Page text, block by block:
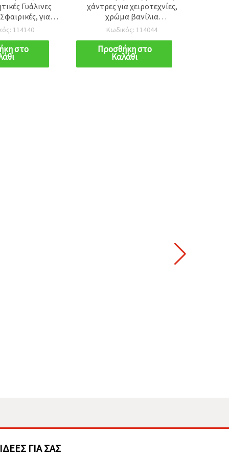
Γυάλινες
για
και Δώρα,
Χρώμα 116 - 10
γρ.
114140
στο
χάντρες για χειροτεχνίες,
χρώμα βανίλια
(μονοχρωμία), 0,6–0,8 mm,
10 γρ.
Κωδικός: 114044
Προσθήκη στο
Καλάθι
ΙΔΈΕΣ ΓΙΑ ΣΑΣ